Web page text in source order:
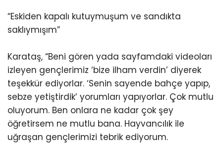
“Eskiden kapalı kutuymuşum ve sandıkta
saklıymışım”
Karataş, “Beni gören yada sayfamdaki videoları
izleyen gençlerimiz ‘bize ilham verdin’ diyerek
teşekkür ediyorlar. ‘Senin sayende bahçe yapıp,
sebze yetiştirdik’ yorumları yapıyorlar. Çok mutlu
oluyorum. Ben onlara ne kadar çok şey
öğretirsem ne mutlu bana. Hayvancılık ile
uğraşan gençlerimizi tebrik ediyorum.